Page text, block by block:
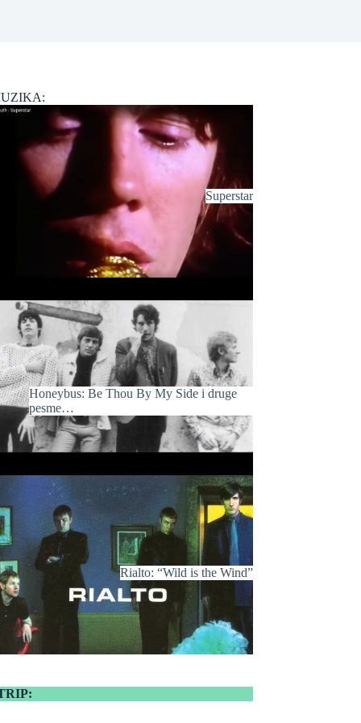
Superstar
Honeybus: Be Thou By My Side i druge
pesme…
Rialto: “Wild is the Wind”